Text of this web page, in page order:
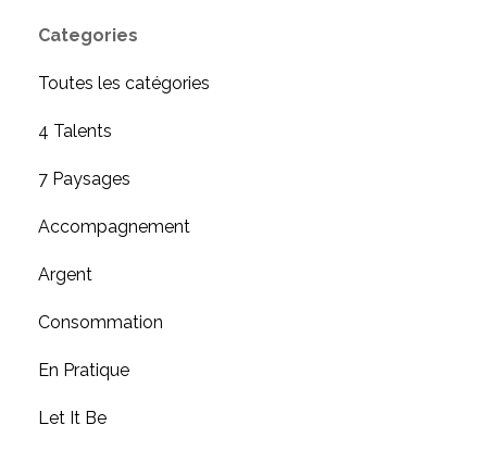
Categories
Toutes les catégories
4 Talents
7 Paysages
Accompagnement
Argent
Consommation
En Pratique
Let It Be